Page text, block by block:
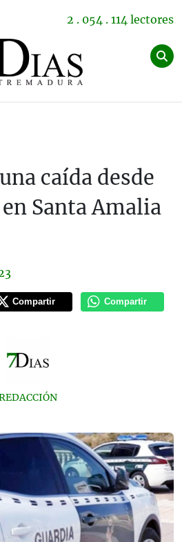
2 . 054 . 114 lectores
caída desde
Santa Amalia
Compartir Compartir